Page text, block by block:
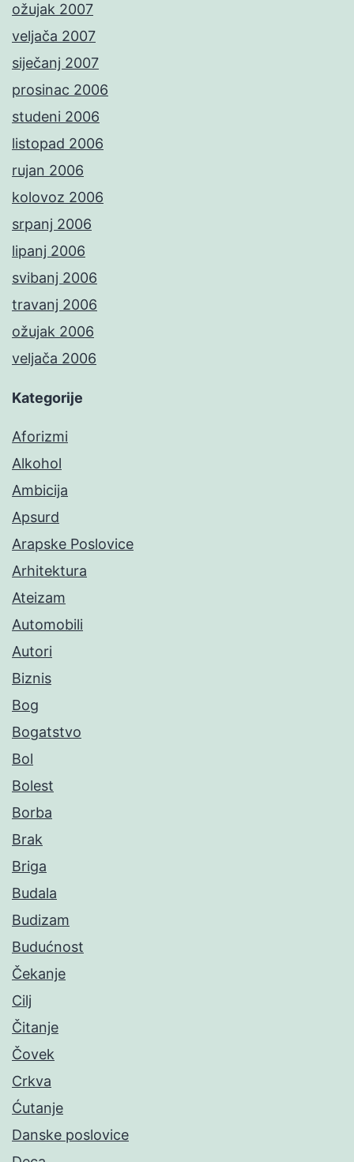
ožujak 2007
veljača 2007
siječanj 2007
prosinac 2006
studeni 2006
listopad 2006
rujan 2006
kolovoz 2006
srpanj 2006
lipanj 2006
svibanj 2006
travanj 2006
ožujak 2006
veljača 2006
Kategorije
Aforizmi
Alkohol
Ambicija
Apsurd
Arapske Poslovice
Arhitektura
Ateizam
Automobili
Autori
Biznis
Bog
Bogatstvo
Bol
Bolest
Borba
Brak
Briga
Budala
Budizam
Budućnost
Čekanje
Cilj
Čitanje
Čovek
Crkva
Ćutanje
Danske poslovice